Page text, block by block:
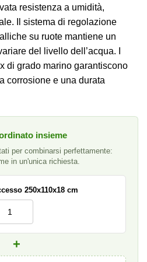
resistenza a umidità,
Il sistema di regolazione
su ruote mantiene un
del livello dell’acqua. I
di grado marino garantiscono
corrosione e una durata
insieme
per combinarsi perfettamente:
in un'unica richiesta.
250x110x18 cm
+